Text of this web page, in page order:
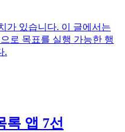
가 있습니다. 이 글에서는
로 목표를 실행 가능한 행
.
록 앱 7선